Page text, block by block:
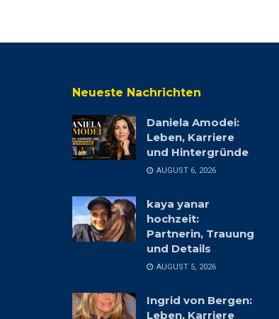
Neueste Nachrichten
Daniela Amodei:
Leben, Karriere
und Hintergründe
AUGUST 6, 2026
kaya yanar
hochzeit:
Partnerin, Trauung
und Details
AUGUST 5, 2026
Ingrid von Bergen:
Leben, Karriere